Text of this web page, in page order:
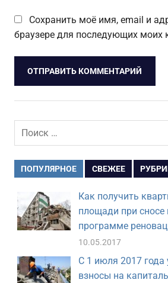
Сохранить моё имя, email и
браузере для последующих моих
Поиск
ПОПУЛЯРНОЕ СВЕЖЕЕ
Как получить
площади при сносе
программе
10.05.2017
С 1 июля 2017 года
взносы на